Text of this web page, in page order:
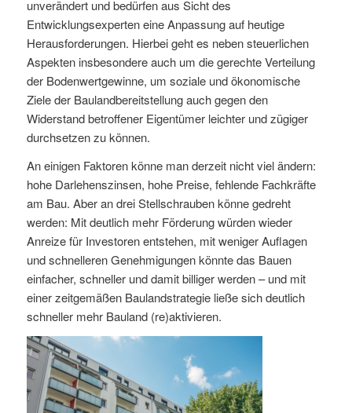
unverändert und bedürfen aus Sicht des
Entwicklungsexperten eine Anpassung auf heutige
Herausforderungen. Hierbei geht es neben steuerlichen
Aspekten insbesondere auch um die gerechte Verteilung
der Bodenwertgewinne, um soziale und ökonomische
Ziele der Baulandbereitstellung auch gegen den
Widerstand betroffener Eigentümer leichter und zügiger
durchsetzen zu können.
An einigen Faktoren könne man derzeit nicht viel ändern:
hohe Darlehenszinsen, hohe Preise, fehlende Fachkräfte
am Bau. Aber an drei Stellschrauben könne gedreht
werden: Mit deutlich mehr Förderung würden wieder
Anreize für Investoren entstehen, mit weniger Auflagen
und schnelleren Genehmigungen könnte das Bauen
einfacher, schneller und damit billiger werden – und mit
einer zeitgemäßen Baulandstrategie ließe sich deutlich
schneller mehr Bauland (re)aktivieren.